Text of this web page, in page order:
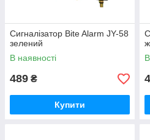
Сигналізатор Bite Alarm JY-58
зелений
В наявності
489 ₴
Купити